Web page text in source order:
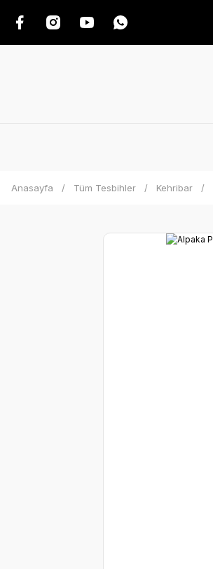
Anasayfa Tüm Tesbihler Kehribar